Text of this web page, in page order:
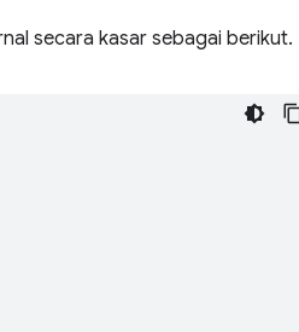
secara kasar sebagai berikut.